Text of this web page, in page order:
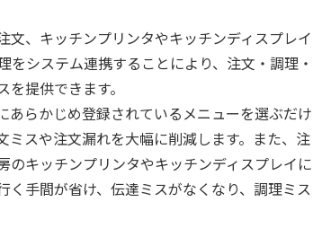
、キッチンプリンタやキッチンディスプレイ
システム連携することにより、注文・調理・
提供できます。
らかじめ登録されているメニューを選ぶだけ
スや注文漏れを大幅に削減します。また、注
キッチンプリンタやキッチンディスプレイに
手間が省け、伝達ミスがなくなり、調理ミス